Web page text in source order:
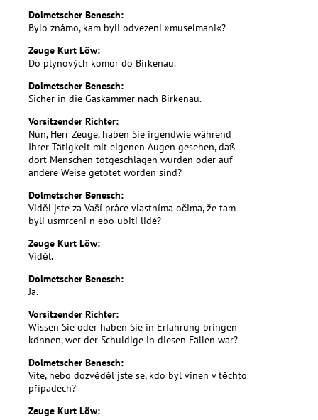
Dolmetscher Benesch:
Bylo známo, kam byli odvezeni »muselmani«?
Zeuge Kurt Löw:
Do plynových komor do Birkenau.
Dolmetscher Benesch:
Sicher in die Gaskammer nach Birkenau.
Vorsitzender Richter:
Nun, Herr Zeuge, haben Sie irgendwie während
Ihrer Tätigkeit mit eigenen Augen gesehen, daß
dort Menschen totgeschlagen wurden oder auf
andere Weise getötet worden sind?
Dolmetscher Benesch:
Viděl jste za Vaší práce vlastníma očima, že tam
byli usmrceni n ebo ubiti lidé?
Zeuge Kurt Löw:
Viděl.
Dolmetscher Benesch:
Ja.
Vorsitzender Richter:
Wissen Sie oder haben Sie in Erfahrung bringen
können, wer der Schuldige in diesen Fällen war?
Dolmetscher Benesch:
Víte, nebo dozvěděl jste se, kdo byl vinen v těchto
případech?
Zeuge Kurt Löw: